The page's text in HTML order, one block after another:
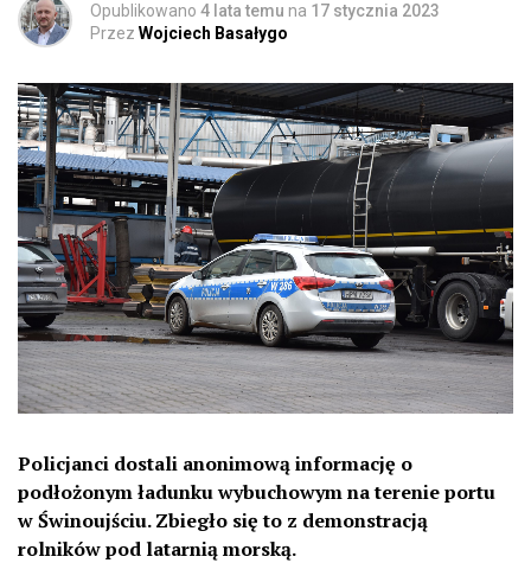
Opublikowano 4 lata temu na 17 stycznia 2023
Przez Wojciech Basałygo
Policjanci dostali anonimową informację o
podłożonym ładunku wybuchowym na terenie portu
w Świnoujściu. Zbiegło się to z demonstracją
rolników pod latarnią morską.